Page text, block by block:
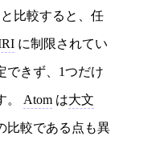
と比較すると、任
に制限されてい
できず、1つだけ
。 Atom は大文
比較である点も異